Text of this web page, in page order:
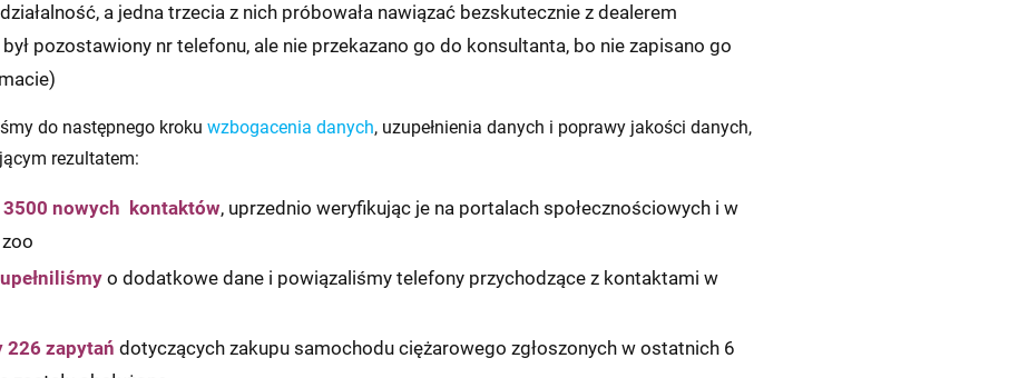
a jedna trzecia z nich próbowała nawiązać bezskutecznie z dealerem
pozostawiony nr telefonu, ale nie przekazano go do konsultanta, bo nie zapisano go
do następnego krokuwzbogacenia danych, uzupełnienia danych i poprawy jakości danych,
rezultatem:
nowych kontaktów, uprzednio weryfikując je na portalach społecznościowych i w
o dodatkowe dane i powiązaliśmy telefony przychodzące z kontaktami w
zapytań dotyczących zakupu samochodu ciężarowego zgłoszonych w ostatnich 6